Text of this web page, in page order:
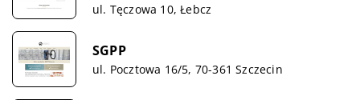
ul. Tęczowa 10, Łebcz
SGPP
ul. Pocztowa 16/5, 70-361 Szczecin